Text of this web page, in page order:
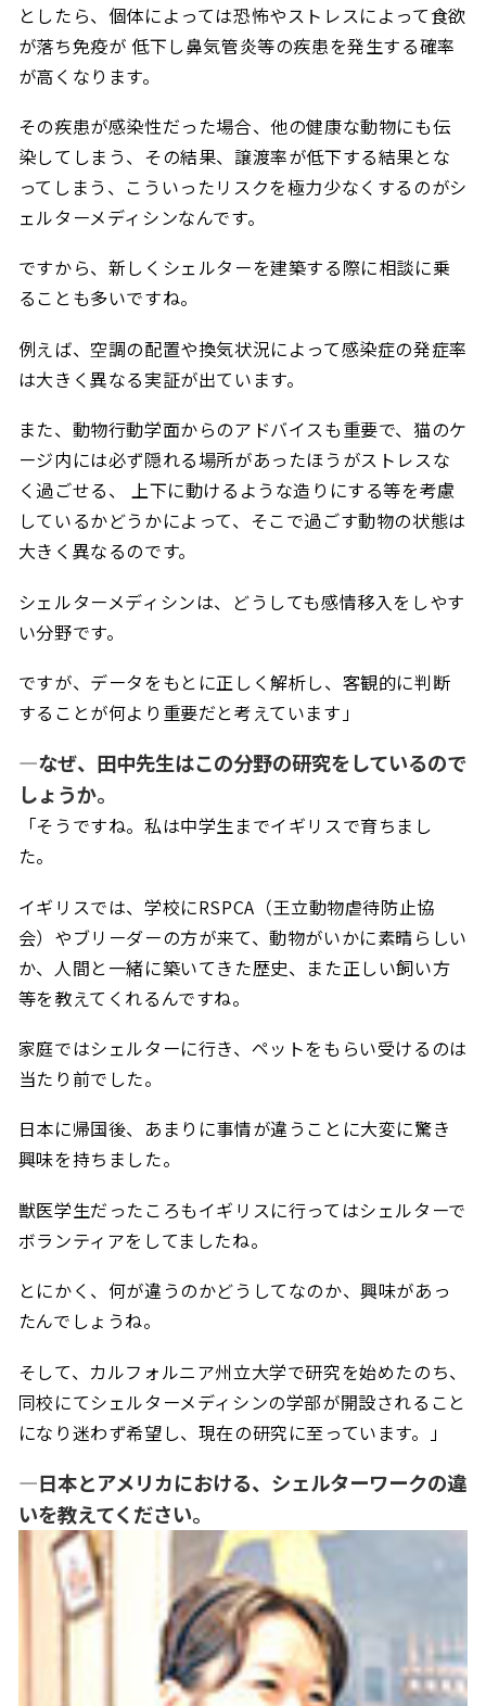
としたら、個体によっては恐怖やストレスによって食欲
が落ち免疫が 低下し鼻気管炎等の疾患を発生する確率
が高くなります。
その疾患が感染性だった場合、他の健康な動物にも伝
染してしまう、その結果、譲渡率が低下する結果とな
ってしまう、こういったリスクを極力少なくするのがシ
ェルターメディシンなんです。
ですから、新しくシェルターを建築する際に相談に乗
ることも多いですね。
例えば、空調の配置や換気状況によって感染症の発症率
は大きく異なる実証が出ています。
また、動物行動学面からのアドバイスも重要で、猫のケ
ージ内には必ず隠れる場所があったほうがストレスな
く過ごせる、 上下に動けるような造りにする等を考慮
しているかどうかによって、そこで過ごす動物の状態は
大きく異なるのです。
シェルターメディシンは、どうしても感情移入をしやす
い分野です。
ですが、データをもとに正しく解析し、客観的に判断
することが何より重要だと考えています」
―なぜ、田中先生はこの分野の研究をしているので
しょうか。
「そうですね。私は中学生までイギリスで育ちまし
た。
イギリスでは、学校にRSPCA（王立動物虐待防止協
会）やブリーダーの方が来て、動物がいかに素晴らしい
か、人間と一緒に築いてきた歴史、また正しい飼い方
等を教えてくれるんですね。
家庭ではシェルターに行き、ペットをもらい受けるのは
当たり前でした。
日本に帰国後、あまりに事情が違うことに大変に驚き
興味を持ちました。
獣医学生だったころもイギリスに行ってはシェルターで
ボランティアをしてましたね。
とにかく、何が違うのかどうしてなのか、興味があっ
たんでしょうね。
そして、カルフォルニア州立大学で研究を始めたのち、
同校にてシェルターメディシンの学部が開設されること
になり迷わず希望し、現在の研究に至っています。」
―日本とアメリカにおける、シェルターワークの違
いを教えてください。